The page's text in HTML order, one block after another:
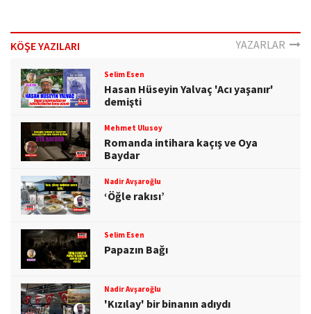
KÖŞE YAZILARI YAZARLAR
Selim Esen
Hasan Hüseyin Yalvaç 'Acı yaşanır'
demişti
Mehmet Ulusoy
Romanda intihara kaçış ve Oya
Baydar
Nadir Avşaroğlu
‘Öğle rakısı’
Selim Esen
Papazın Bağı
Nadir Avşaroğlu
'Kızılay' bir binanın adıydı